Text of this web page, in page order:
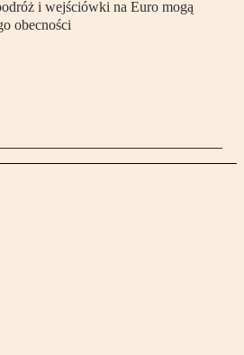
i wejściówki na Euro mogą
obecności